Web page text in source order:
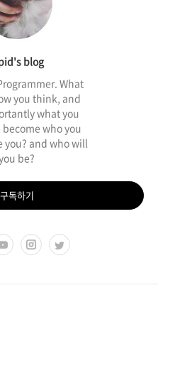
blog
What
you think, and
what you
who you
you? and who will
be?
구독하기